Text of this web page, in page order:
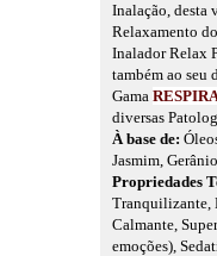
Inalação, desta
Relaxamento
Inalador Relax
também ao seu
Gama
diversas
À base de:
Jasmim,
Propriedades
Tranquilizante,
Calmante,
emoções),